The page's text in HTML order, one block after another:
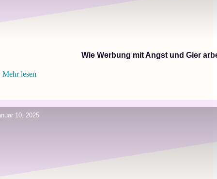
Wie Werbung mit Angst und Gier
Mehr lesen
10, 2025